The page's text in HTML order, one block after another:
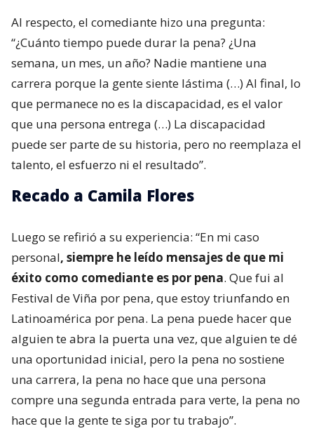
Al respecto, el comediante hizo una pregunta:
“¿Cuánto tiempo puede durar la pena? ¿Una
semana, un mes, un año? Nadie mantiene una
carrera porque la gente siente lástima (…) Al final, lo
que permanece no es la discapacidad, es el valor
que una persona entrega (…) La discapacidad
puede ser parte de su historia, pero no reemplaza el
talento, el esfuerzo ni el resultado”.
Recado a Camila Flores
Luego se refirió a su experiencia: “En mi caso
personal, siempre he leído mensajes de que mi
éxito como comediante es por pena. Que fui al
Festival de Viña por pena, que estoy triunfando en
Latinoamérica por pena. La pena puede hacer que
alguien te abra la puerta una vez, que alguien te dé
una oportunidad inicial, pero la pena no sostiene
una carrera, la pena no hace que una persona
compre una segunda entrada para verte, la pena no
hace que la gente te siga por tu trabajo”.